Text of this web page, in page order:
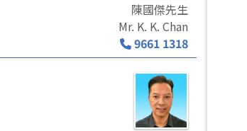
陳國傑先生
Mr. K. K. Chan
9661 1318